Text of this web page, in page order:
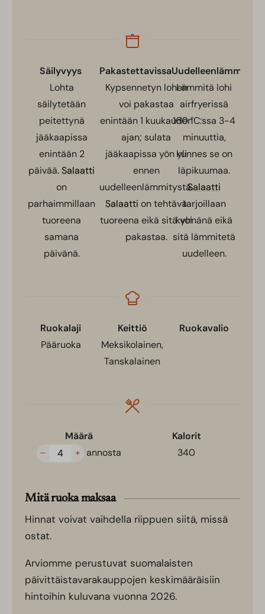
Säilyvyys
Lohta
säilytetään
peitettynä
jääkaapissa
enintään 2
päivää.Salaatti
on
parhaimmillaan
tuoreena
samana
päivänä.
Pakastettavissa
Kypsennetyn lohen
voi pakastaa
enintään 1 kuukauden
ajan; sulata
jääkaapissa yön yli
ennen
uudelleenlämmitystä.
Salaatti on tehtävä
tuoreena eikä sitä voi
pakastaa.
Uudelleenlämmitys
Lämmitä lohi
airfryerissä
160 °C:ssa 3-4
minuuttia,
kunnes se on
läpikuumaa.
Salaatti
tarjoillaan
kylmänä eikä
sitä lämmitetä
uudelleen.
Ruokalaji
Pääruoka
Keittiö
Meksikolainen,
Tanskalainen
Ruokavalio
Määrä
–
+ annosta
Kalorit
340
Mitä ruoka maksaa
Hinnat voivat vaihdella riippuen siitä, missä
ostat.
Arviomme perustuvat suomalaisten
päivittäistavarakauppojen keskimääräisiin
hintoihin kuluvana vuonna 2026.